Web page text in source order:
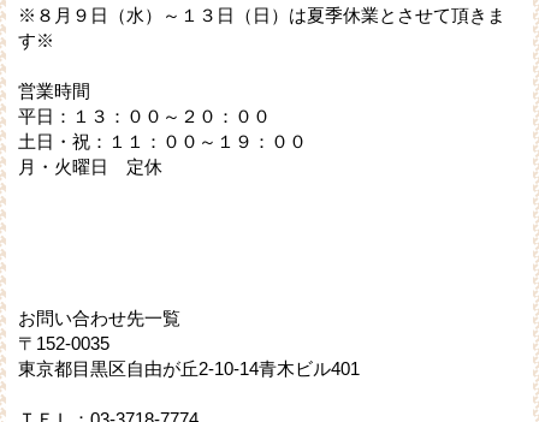
※８月９日（水）～１３日（日）は夏季休業とさせて頂きま
す※
営業時間
平日：１３：００～２０：００
土日・祝：１１：００～１９：００
月・火曜日 定休
お問い合わせ先一覧
〒152-0035
東京都目黒区自由が丘2-10-14青木ビル401